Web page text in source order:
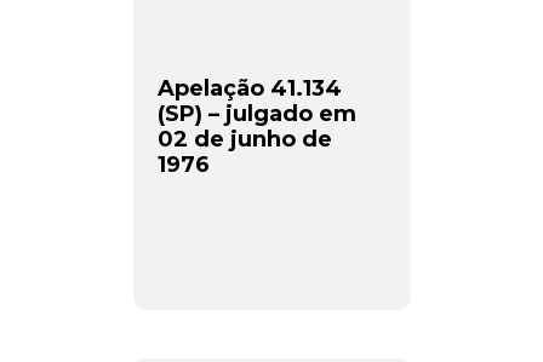
Apelação 41.134
(SP) – julgado em
02 de junho de
1976CADASTRAR